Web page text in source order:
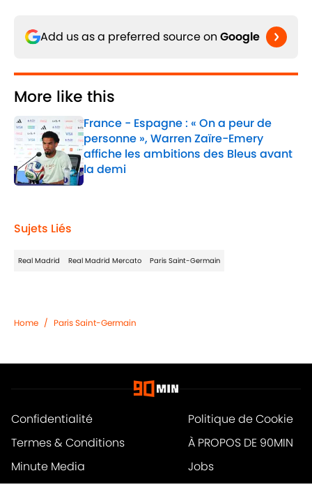
Add us as a preferred source on Google
More like this
France - Espagne : « On a peur de
personne », Warren Zaïre-Emery
affiche les ambitions des Bleus avant
la demi
Published by on Invalid Date
Sujets Liés
Real Madrid Real Madrid Mercato Paris Saint-Germain
Home / Paris Saint-Germain
Confidentialité
Politique de Cookie
Termes & Conditions
À PROPOS DE 90MIN
Minute Media
Jobs